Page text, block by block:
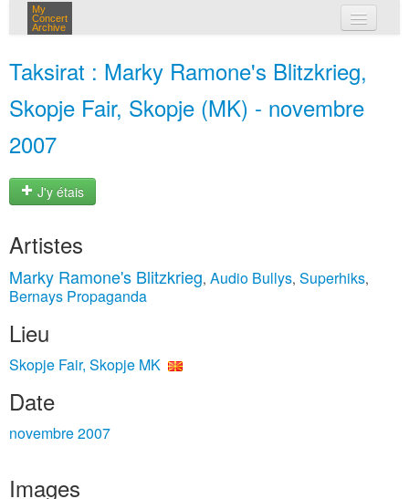
My
Concert
Archive
Taksirat : Marky Ramone's Blitzkrieg,
Skopje Fair, Skopje (MK) - novembre
2007
J'y étais
Artistes
Marky Ramone's Blitzkrieg, Audio Bullys, Superhiks,
Bernays Propaganda
Lieu
Skopje Fair, Skopje MK
Date
novembre 2007
Images